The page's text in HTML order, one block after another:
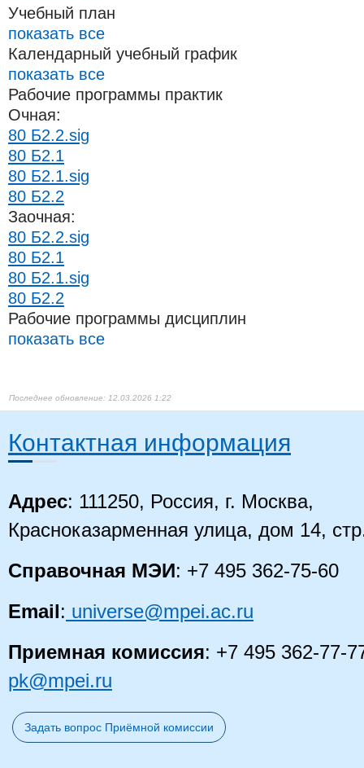
Учебный план
показать все
Календарный учебный график
показать все
Рабочие программы практик
Очная:
80 Б2.2.sig
80 Б2.1
80 Б2.1.sig
80 Б2.2
Заочная:
80 Б2.2.sig
80 Б2.1
80 Б2.1.sig
80 Б2.2
Рабочие программы дисциплин
показать все
12.03.2026 1:22
Контактная информация
Адрес: 111250, Россия, г. Москва,
Красноказарменная улица, дом 14,
Справочная МЭИ: +7 495 362-75-60
Email: universe@mpei.ac.ru
Приемная комиссия: +7 495 362-77-
pk@mpei.ru
Задать вопрос Приёмной комиссии